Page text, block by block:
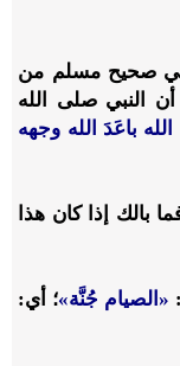
صحيح مسلم من
النبي صلى الله
باعَدَ الله وجهه
بالك إذا كان هذا
«الصيام جُنَّة»؛ أي: